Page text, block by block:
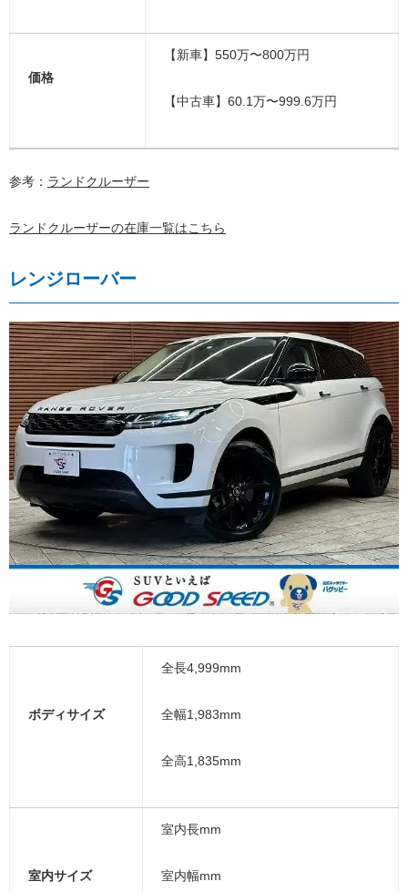
価格
【新車】550万〜800万円
【中古車】60.1万〜999.6万円
参考： ランドクルーザー
ランドクルーザーの在庫一覧はこちら
レンジローバー
ボディサイズ
全長4,999mm
全幅1,983mm
全高1,835mm
室内サイズ
室内長mm
室内幅mm